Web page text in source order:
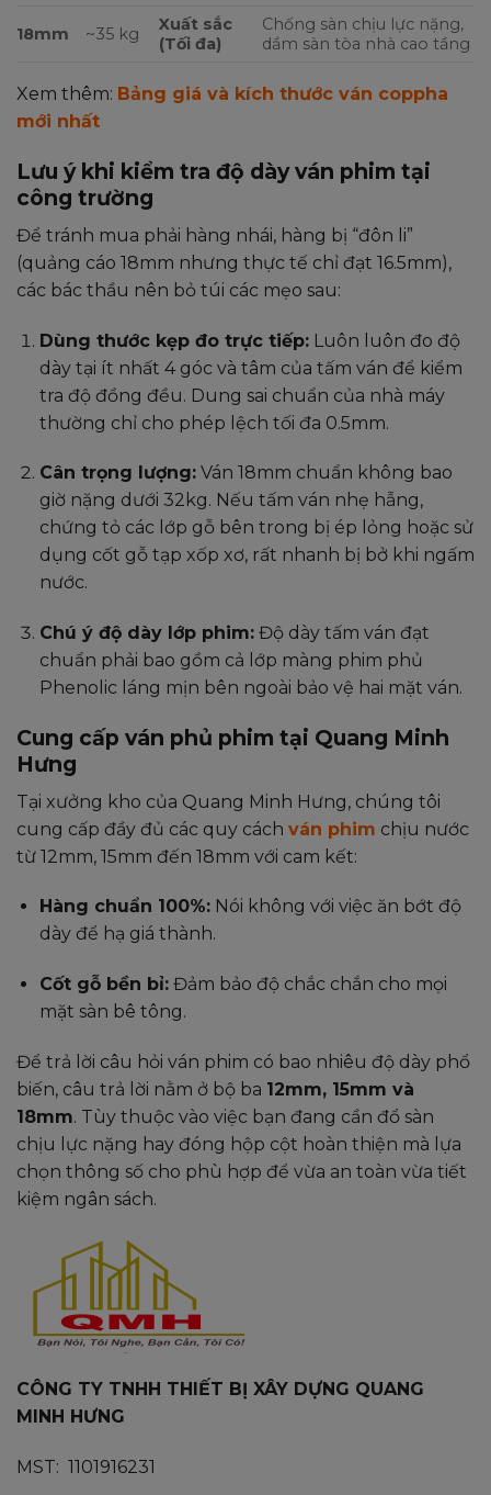
18mm ~35 kg
Xuất sắc
(Tối đa)
Chống sàn chịu lực nặng,
dầm sàn tòa nhà cao tầng
Xem thêm: Bảng giá và kích thước ván coppha
mới nhất
Lưu ý khi kiểm tra độ dày ván phim tại
công trường
Để tránh mua phải hàng nhái, hàng bị “đôn li”
(quảng cáo 18mm nhưng thực tế chỉ đạt 16.5mm),
các bác thầu nên bỏ túi các mẹo sau:
Dùng thước kẹp đo trực tiếp:Luôn luôn đo độ
dày tại ít nhất 4 góc và tâm của tấm ván để kiểm
tra độ đồng đều. Dung sai chuẩn của nhà máy
thường chỉ cho phép lệch tối đa 0.5mm.
Cân trọng lượng:Ván 18mm chuẩn không bao
giờ nặng dưới 32kg. Nếu tấm ván nhẹ hẫng,
chứng tỏ các lớp gỗ bên trong bị ép lỏng hoặc sử
dụng cốt gỗ tạp xốp xơ, rất nhanh bị bở khi ngấm
nước.
Chú ý độ dày lớp phim:Độ dày tấm ván đạt
chuẩn phải bao gồm cả lớp màng phim phủ
Phenolic láng mịn bên ngoài bảo vệ hai mặt ván.
Cung cấp ván phủ phim tại Quang Minh
Hưng
Tại xưởng kho của Quang Minh Hưng, chúng tôi
cung cấp đầy đủ các quy cách ván phim chịu nước
từ 12mm, 15mm đến 18mm với cam kết:
Hàng chuẩn 100%:Nói không với việc ăn bớt độ
dày để hạ giá thành.
Cốt gỗ bền bỉ:Đảm bảo độ chắc chắn cho mọi
mặt sàn bê tông.
Để trả lời câu hỏi ván phim có bao nhiêu độ dày phổ
biến, câu trả lời nằm ở bộ ba 12mm, 15mm và
18mm. Tùy thuộc vào việc bạn đang cần đổ sàn
chịu lực nặng hay đóng hộp cột hoàn thiện mà lựa
chọn thông số cho phù hợp để vừa an toàn vừa tiết
kiệm ngân sách.
CÔNG TY TNHH THIẾT BỊ XÂY DỰNG QUANG
MINH HƯNG
MST: 1101916231